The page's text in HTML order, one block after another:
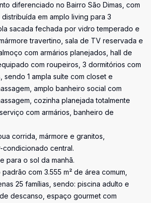
diferenciado no Bairro São Dimas, com
em amplo living para 3
sacada fechada por vidro temperado e
travertino, sala de TV reservada e
com armários planejados, hall de
com roupeiros, 3 dormitórios com
sendo 1 ampla suíte com closet e
amplo banheiro social com
cozinha planejada totalmente
com armários, banheiro de
corrida, mármore e granitos,
central.
para o sol da manhã.
com 3.555 m² de área comum,
25 famílias, sendo: piscina adulto e
descanso, espaço gourmet com